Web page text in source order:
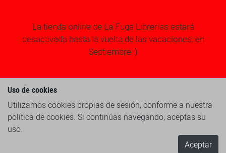
La tienda online de La Fuga Librerias estará
desactivada hasta la vuelta de las vacaciones, en
Septiembre ;)
Uso de cookies
Utilizamos cookies propias de sesión, conforme a nuestra
política de cookies. Si continúas navegando, aceptas su
uso.
Aceptar